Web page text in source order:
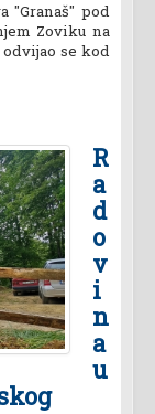
"Granaš" pod
Zoviku na
se kod
R
a
d
o
v
i
n
a
u